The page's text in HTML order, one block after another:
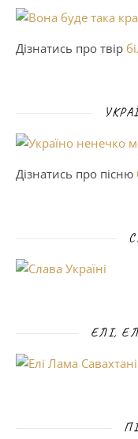
Дізнатись про твір
Дізнатись про пісню
ЕЛІ,